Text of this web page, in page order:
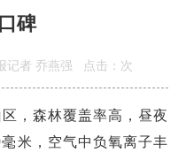
碑
记者 乔燕强 点击： 次
，森林覆盖率高，昼夜
米，空气中负氧离子丰